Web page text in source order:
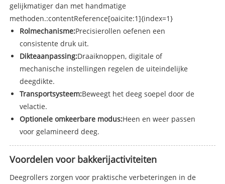
gelijkmatiger dan met handmatige
methoden.:contentReference[oaicite:1]{index=1}
Rolmechanisme:Precisierollen oefenen een
consistente druk uit.
Dikteaanpassing:Draaiknoppen, digitale of
mechanische instellingen regelen de uiteindelijke
deegdikte.
Transportsysteem:Beweegt het deeg soepel door de
velactie.
Optionele omkeerbare modus:Heen en weer passen
voor gelamineerd deeg.
Voordelen voor bakkerijactiviteiten
Deegrollers zorgen voor praktische verbeteringen in de